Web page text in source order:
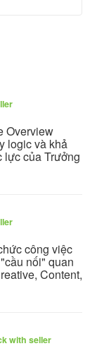
Overview
logic và khả
lực của Trưởng
công việc
nối" quan
Content,
with seller